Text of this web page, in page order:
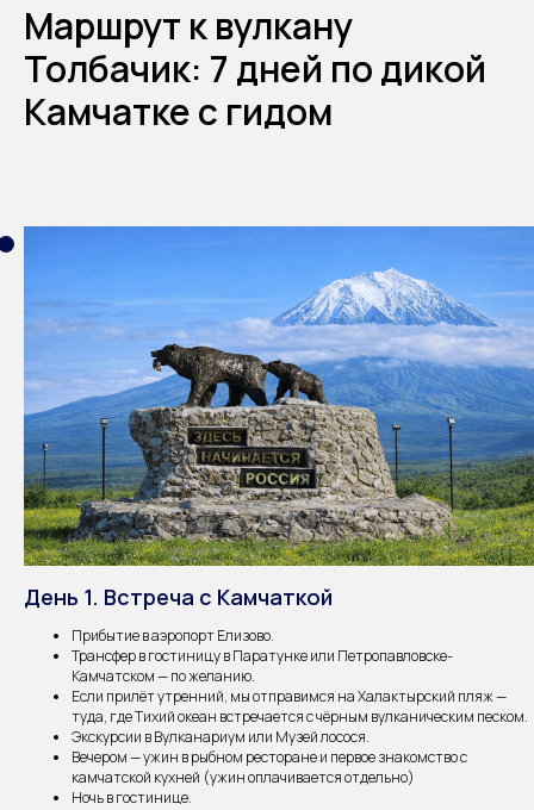
Маршрут к вулкану
Толбачик: 7 дней по дикой
Камчатке с гидом
День 1. Встреча с Камчаткой
Прибытие в аэропорт Елизово.
Трансфер в гостиницу в Паратунке или Петропавловске-
Камчатском — по желанию.
Если прилёт утренний, мы отправимся на Халактырский пляж —
туда, где Тихий океан встречается с чёрным вулканическим песком.
Экскурсии в Вулканариум или Музей лосося.
Вечером — ужин в рыбном ресторане и первое знакомство с
камчатской кухней (ужин оплачивается отдельно)
Ночь в гостинице.